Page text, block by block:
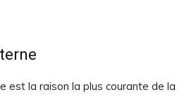
est la raison la plus courante de la